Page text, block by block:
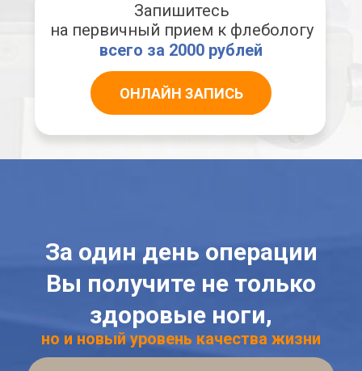
Запишитесь
на первичный прием к флебологу
ОНЛАЙН ЗАПИСЬ
всего за 2000 рублей
За один день операции
Вы получите не только
здоровые ноги,
но и новый уровень качества жизни